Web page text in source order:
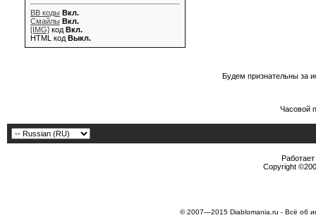
BB коды Вкл.
Смайлы Вкл.
[IMG] код Вкл.
HTML код Выкл.
Будем признательны за
Часовой
Copyright
© 2007—2015 Diablomania.ru - Всё об